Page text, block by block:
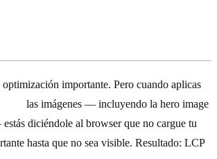
importante. Pero cuando aplicas
las imágenes — incluyendo la hero image
diciéndole al browser que no cargue tu
hasta que no sea visible. Resultado: LCP